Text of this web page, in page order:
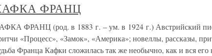
ФРАНЦ
ФРАНЦ (род. в 1883 г. – ум. в 1924 г.) Австрийский
«Процесс», «Замок», «Америка»; новеллы, рассказы,
Франца Кафки сложилась так же необычно, как и вся его